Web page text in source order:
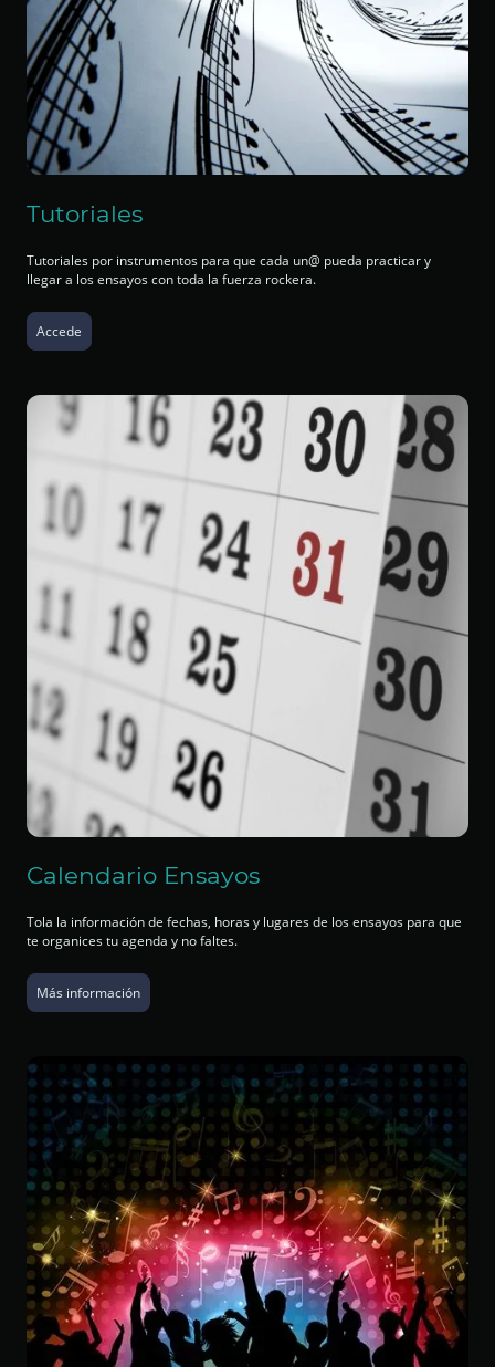
Tutoriales
Tutoriales por instrumentos para que cada un@ pueda practicar y
llegar a los ensayos con toda la fuerza rockera.
Accede
Calendario Ensayos
Tola la información de fechas, horas y lugares de los ensayos para que
te organices tu agenda y no faltes.
Más información